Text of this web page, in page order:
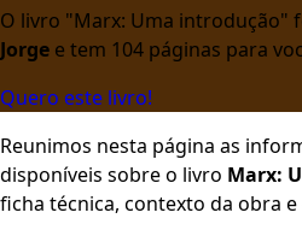
O livro "Marx: Uma introdução"
Jorge e tem 104 páginas para
Quero este livro!
Reunimos nesta página as
disponíveis sobre o livro Marx:
ficha técnica, contexto da obra